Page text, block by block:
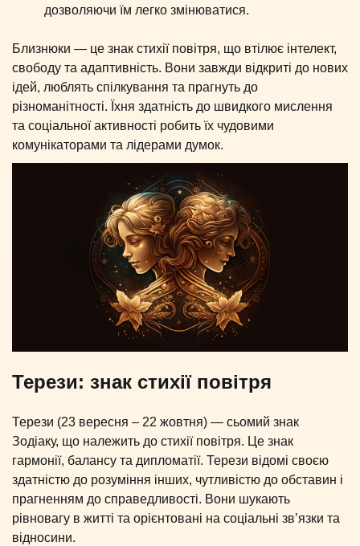
дозволяючи їм легко змінюватися.
Близнюки — це знак стихії повітря, що втілює інтелект,
свободу та адаптивність. Вони завжди відкриті до нових
ідей, люблять спілкування та прагнуть до
різноманітності. Їхня здатність до швидкого мислення
та соціальної активності робить їх чудовими
комунікаторами та лідерами думок.
Терези: знак стихії повітря
Терези (23 вересня – 22 жовтня) — сьомий знак
Зодіаку, що належить до стихії повітря. Це знак
гармонії, балансу та дипломатії. Терези відомі своєю
здатністю до розуміння інших, чутливістю до обставин і
прагненням до справедливості. Вони шукають
рівновагу в житті та орієнтовані на соціальні зв’язки та
відносини.